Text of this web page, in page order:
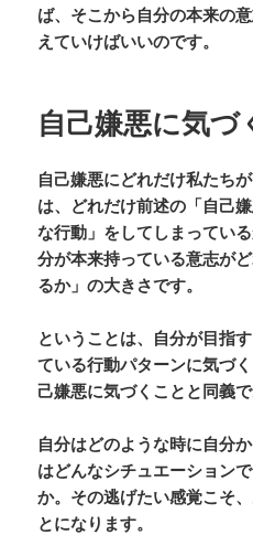
ば、そこから自分の本来の
えていけばいいのです。
自己嫌悪に気づ
自己嫌悪にどれだけ私たち
は、どれだけ前述の「自己
な行動」をしてしまってい
分が本来持っている意志が
るか」の大きさです。
ということは、自分が目指
ている行動パターンに気づ
己嫌悪に気づくことと同義で
自分はどのような時に自分
はどんなシチュエーション
か。その逃げたい感覚こそ
とになります。